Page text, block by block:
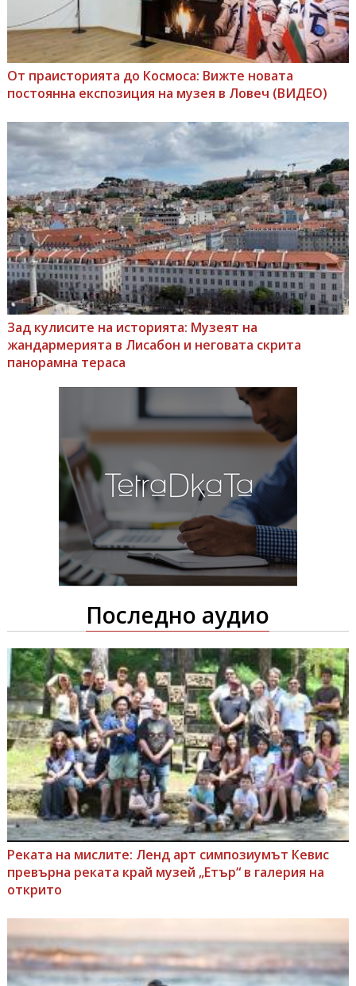
От праисторията до Космоса: Вижте новата
постоянна експозиция на музея в Ловеч (ВИДЕО)
Зад кулисите на историята: Музеят на
жандармерията в Лисабон и неговата скрита
панорамна тераса
Последно аудио
Реката на мислите: Ленд арт симпозиумът Кевис
превърна реката край музей „Етър“ в галерия на
открито